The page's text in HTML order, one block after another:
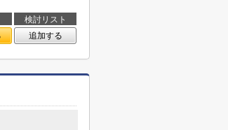
検討リスト
追加する